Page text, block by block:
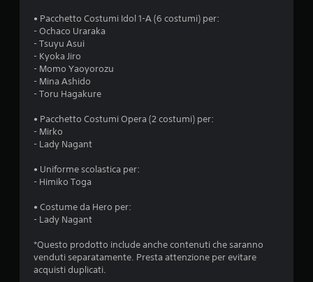
• Pacchetto Costumi Idol 1-A (6 costumi) per:
- Ochaco Uraraka
- Tsuyu Asui
- Kyoka Jiro
- Momo Yaoyorozu
- Mina Ashido
- Toru Hagakure
• Pacchetto Costumi Opera (2 costumi) per:
- Mirko
- Lady Nagant
• Uniforme scolastica per:
- Himiko Toga
• Costume da Hero per:
- Lady Nagant
*Questo prodotto include anche contenuti che saranno
venduti separatamente. Presta attenzione per evitare
acquisti duplicati.